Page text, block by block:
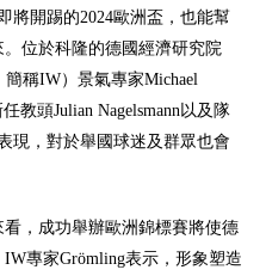
將開踢的2024歐洲盃，也能幫
位於科隆的德國經濟研究院
簡稱IW）景氣專家Michael
教頭Julian Nagelsmann以及隊
現，對於舉國球迷及群眾也會
，成功舉辦歐洲錦標賽將使德
專家Grömling表示，形象塑造